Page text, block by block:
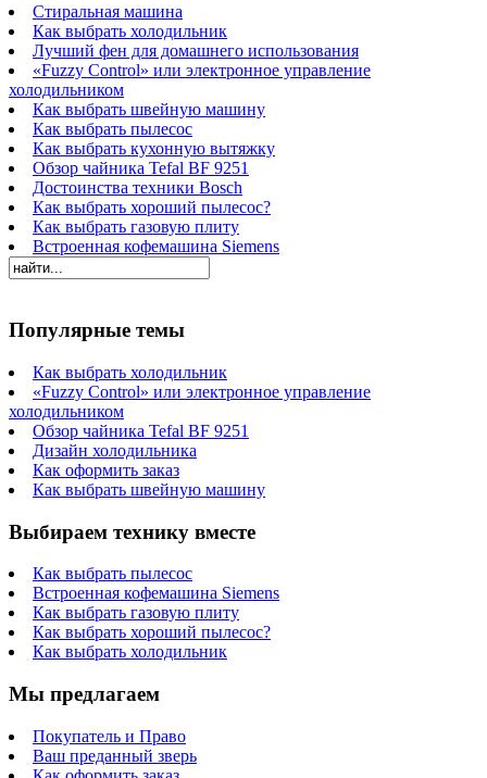
Стиральная машина
Как выбрать холодильник
Лучший фен для домашнего использования
«Fuzzy Control» или электронное управление
холодильником
Как выбрать швейную машину
Как выбрать пылесос
Как выбрать кухонную вытяжку
Обзор чайника Tefal BF 9251
Достоинства техники Bosch
Как выбрать хороший пылесос?
Как выбрать газовую плиту
Встроенная кофемашина Siemens
Популярные темы
Как выбрать холодильник
«Fuzzy Control» или электронное управление
холодильником
Обзор чайника Tefal BF 9251
Дизайн холодильника
Как оформить заказ
Как выбрать швейную машину
Выбираем технику вместе
Как выбрать пылесос
Встроенная кофемашина Siemens
Как выбрать газовую плиту
Как выбрать хороший пылесос?
Как выбрать холодильник
Мы предлагаем
Покупатель и Право
Ваш преданный зверь